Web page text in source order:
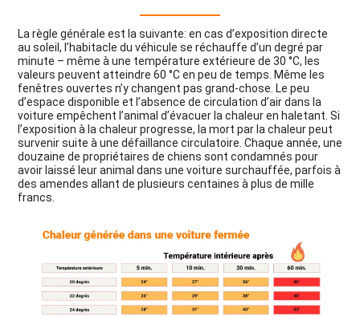
La règle générale est la suivante: en cas d’exposition directe
au soleil, l’habitacle du véhicule se réchauffe d’un degré par
minute – même à une température extérieure de 30 °C, les
valeurs peuvent atteindre 60 °C en peu de temps. Même les
fenêtres ouvertes n’y changent pas grand-chose. Le peu
d’espace disponible et l’absence de circulation d’air dans la
voiture empêchent l’animal d’évacuer la chaleur en haletant. Si
l’exposition à la chaleur progresse, la mort par la chaleur peut
survenir suite à une défaillance circulatoire. Chaque année, une
douzaine de propriétaires de chiens sont condamnés pour
avoir laissé leur animal dans une voiture surchauffée, parfois à
des amendes allant de plusieurs centaines à plus de mille
francs.